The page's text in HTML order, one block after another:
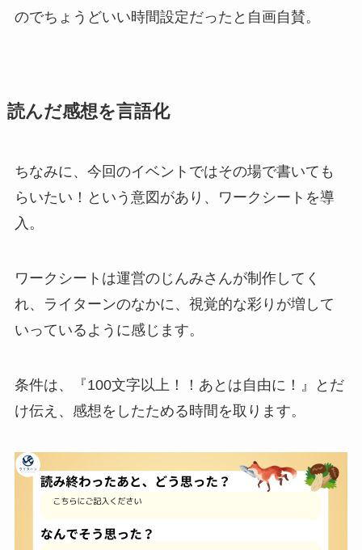
のでちょうどいい時間設定だったと自画自賛。
読んだ感想を言語化
ちなみに、今回のイベントではその場で書いても
らいたい！という意図があり、ワークシートを導
入。
ワークシートは運営のじんみさんが制作してく
れ、ライターンのなかに、視覚的な彩りが増して
いっているように感じます。
条件は、『100文字以上！！あとは自由に！』とだ
け伝え、感想をしたためる時間を取ります。